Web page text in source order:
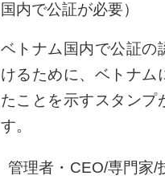
国内で公証が必要）
ベトナム国内で公証の
けるために、ベトナム
たことを示すスタンプ
す。
管理者・ CEO/専門家/